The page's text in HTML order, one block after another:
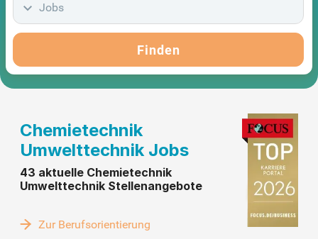
Jobs
Finden
Chemietechnik
Umwelttechnik Jobs
43 aktuelle Chemietechnik
Umwelttechnik Stellenangebote
Zur Berufsorientierung